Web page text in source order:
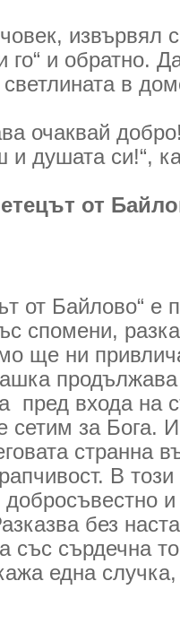
извървял
го“ и обратно.
в
очаквай
и душата си!“,
от
от Байлово“ е
спомени,
ще ни
пред входа на
сетим за Бога.
странна
В
и
без
със сърдечна
една